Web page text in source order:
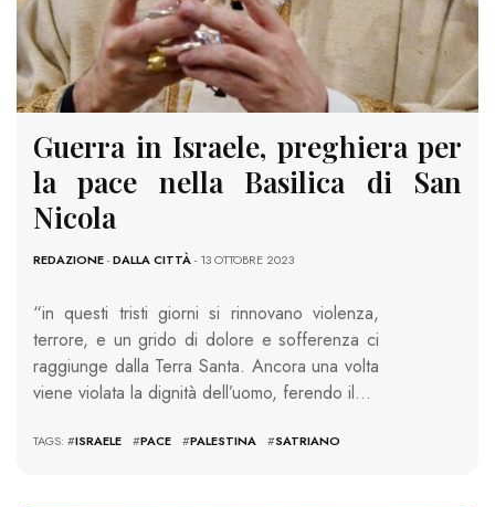
Guerra in Israele, preghiera per
la pace nella Basilica di San
Nicola
REDAZIONE-DALLA CITTÀ- 13 OTTOBRE 2023
“in questi tristi giorni si rinnovano violenza,
terrore, e un grido di dolore e sofferenza ci
raggiunge dalla Terra Santa. Ancora una volta
viene violata la dignità dell’uomo, ferendo il…
TAGS: #ISRAELE #PACE #PALESTINA #SATRIANO